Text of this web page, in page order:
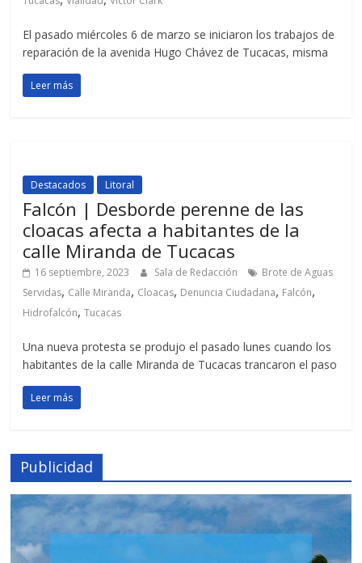
El pasado miércoles 6 de marzo se iniciaron los trabajos de
reparación de la avenida Hugo Chávez de Tucacas, misma
Leer más
Destacados Litoral
Falcón | Desborde perenne de las
cloacas afecta a habitantes de la
calle Miranda de Tucacas
16 septiembre, 2023 Sala de Redacción
Brote de Aguas
Servidas, Calle Miranda, Cloacas, Denuncia Ciudadana, Falcón,
Hidrofalcón,Tucacas
Una nueva protesta se produjo el pasado lunes cuando los
habitantes de la calle Miranda de Tucacas trancaron el paso
Leer más
Publicidad